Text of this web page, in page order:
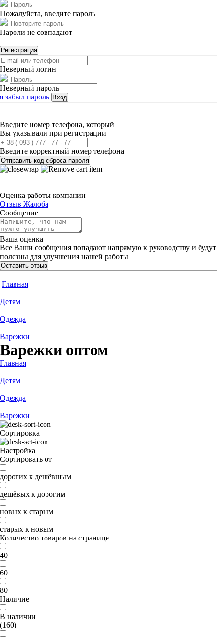
Пожалуйста, введите пароль
Пароли не совпадают
Регистрация
Неверный логин
Неверный пароль
я забыл пароль Вход
Введите номер телефона, который
Вы указывали при регистрации
Введите корректный номер телефона
Отправить код сброса пароля
Оценка работы компании
Отзыв Жалоба
Сообщение
Ваша оценка
Все Ваши сообщения попадают напрямую к руководству и будут
полезны для улучшения нашей работы
Оставить отзыв
Главная
Детям
Одежда
Варежки
Варежки оптом
Главная
Детям
Одежда
Варежки
Сортировка
Настройка
Сортировать от
дорогих к дешёвшым
дешёвых к дорогим
новых к старым
старых к новым
Количество товаров на странице
40
60
80
Наличие
В наличии
(160)